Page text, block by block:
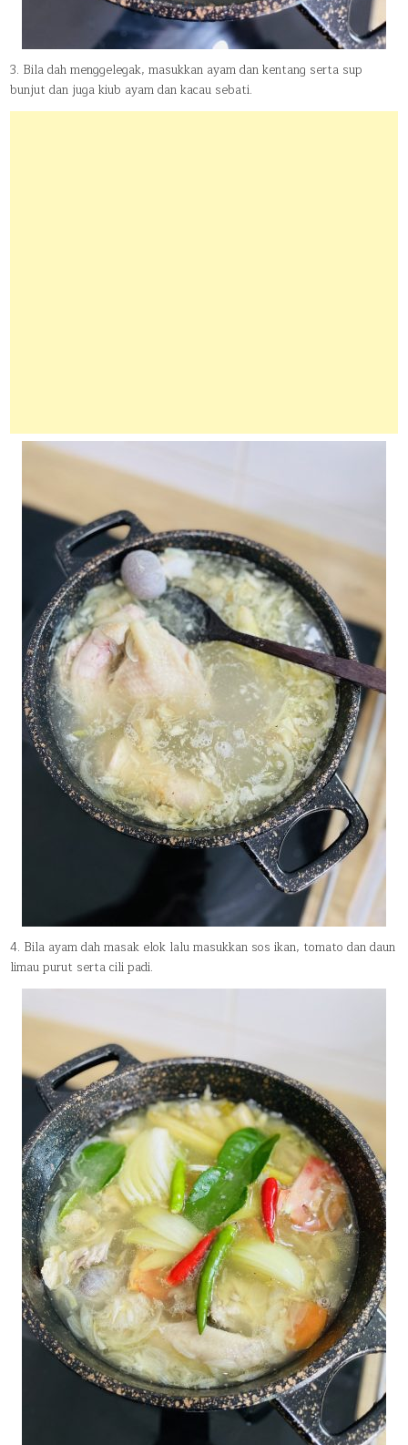
3. Bila dah menggelegak, masukkan ayam dan kentang serta sup
bunjut dan juga kiub ayam dan kacau sebati.
4. Bila ayam dah masak elok lalu masukkan sos ikan, tomato dan daun
limau purut serta cili padi.